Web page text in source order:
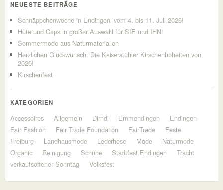
NEUESTE BEITRÄGE
Schnäppchenwoche in Endingen, vom 4. bis 11. Juli 2026!
Hüte und Caps in großer Auswahl für SIE und IHN!
Sommermode aus Naturmaterialien
Herzlichen Glückwunsch: Die Kaiserstühler Kirschenhoheiten von
2026!
Kirschenfest
KATEGORIEN
Accessoires Allgemein Dirndl Emmendingen
Endingen
Fair Fashion
Fair Trade Foundation FairTrade
Feste
Freiburg
Landhausmode Lederhose Mode
Naturmode
Organic
Reinigung Schuhe Stadtfest Endingen
Tracht
verkaufsoffener Sonntag
Volksfest